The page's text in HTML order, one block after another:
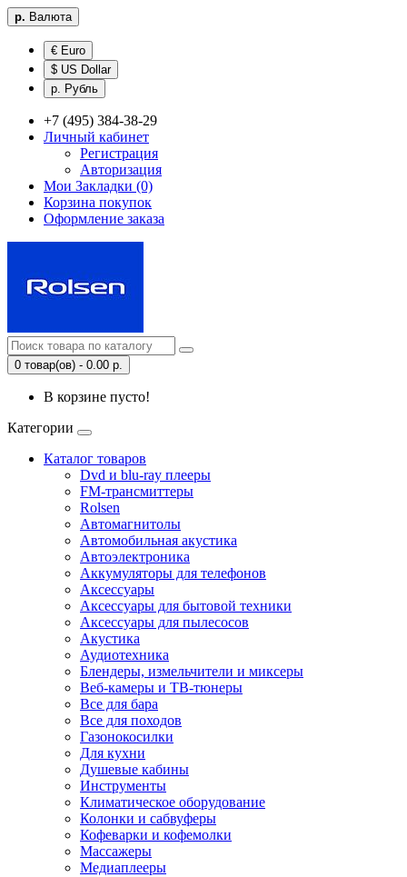
р. Валюта
€ Euro
$ US Dollar
р. Рубль
+7 (495) 384-38-29
Личный кабинет
Регистрация
Авторизация
Мои Закладки (0)
Корзина покупок
Оформление заказа
0 товар(ов) - 0.00 р.
В корзине пусто!
Категории
Каталог товаров
Dvd и blu-ray плееры
FM-трансмиттеры
Rolsen
Автомагнитолы
Автомобильная акустика
Автоэлектроника
Аккумуляторы для телефонов
Аксессуары
Аксессуары для бытовой техники
Аксессуары для пылесосов
Акустика
Аудиотехника
Блендеры, измельчители и миксеры
Веб-камеры и ТВ-тюнеры
Все для бара
Все для походов
Газонокосилки
Для кухни
Душевые кабины
Инструменты
Климатическое оборудование
Колонки и сабвуферы
Кофеварки и кофемолки
Массажеры
Медиаплееры